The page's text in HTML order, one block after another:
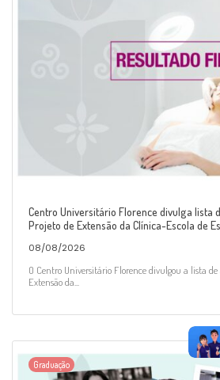
Centro Universitário Florence divulga lista
Projeto de Extensão da Clínica-Escola de
08/08/2026
O Centro Universitário Florence divulgou a lista de
Extensão da...
Graduação